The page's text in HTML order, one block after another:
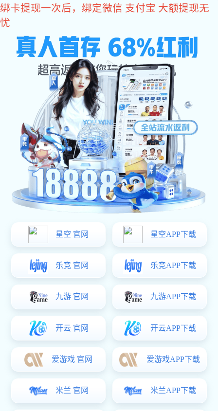
东升国际
东升国际:网站东升 东升国际:关于东升
国际
东升国际:东升国际
资讯
东升国际:产品中心
东升国际:售后服务 联系东升国际
推荐产品系列 干燥设备系列
制粒设备系列 混合设备系列
粉碎设备系列 热源设备系列
筛分设备系列 辅助配件系列
产品中心